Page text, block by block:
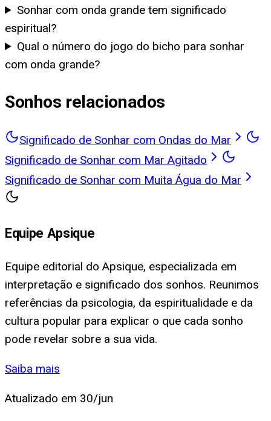
Sonhar com onda grande tem significado
espiritual?
Qual o número do jogo do bicho para sonhar
com onda grande?
Sonhos relacionados
Significado de Sonhar com Ondas do Mar
Significado de Sonhar com Mar Agitado
Significado de Sonhar com Muita Água do Mar
Equipe Apsique
Equipe editorial do Apsique, especializada em
interpretação e significado dos sonhos. Reunimos
referências da psicologia, da espiritualidade e da
cultura popular para explicar o que cada sonho
pode revelar sobre a sua vida.
Saiba mais
Atualizado em 30/jun